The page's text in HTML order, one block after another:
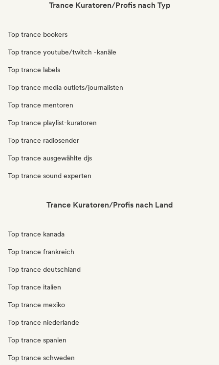
Trance Kuratoren/Profis nach Typ
Top trance bookers
Top trance youtube/twitch -kanäle
Top trance labels
Top trance media outlets/journalisten
Top trance mentoren
Top trance playlist-kuratoren
Top trance radiosender
Top trance ausgewählte djs
Top trance sound experten
Trance Kuratoren/Profis nach Land
Top trance kanada
Top trance frankreich
Top trance deutschland
Top trance italien
Top trance mexiko
Top trance niederlande
Top trance spanien
Top trance schweden